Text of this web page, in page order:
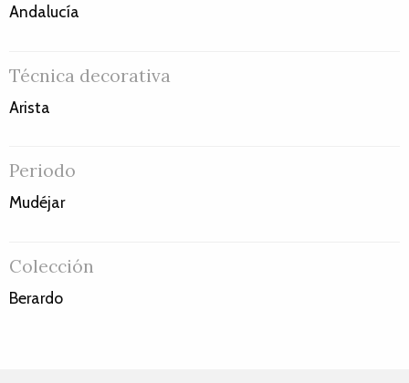
Andalucía
Técnica decorativa
Arista
Periodo
Mudéjar
Colección
Berardo